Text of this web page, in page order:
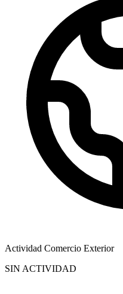
Actividad Comercio Exterior
SIN ACTIVIDAD